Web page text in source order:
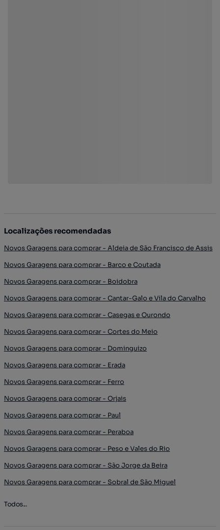
Localizações recomendadas
Novos Garagens para comprar - Aldeia de São Francisco de Assis
Novos Garagens para comprar - Barco e Coutada
Novos Garagens para comprar - Boidobra
Novos Garagens para comprar - Cantar-Galo e Vila do Carvalho
Novos Garagens para comprar - Casegas e Ourondo
Novos Garagens para comprar - Cortes do Meio
Novos Garagens para comprar - Dominguizo
Novos Garagens para comprar - Erada
Novos Garagens para comprar - Ferro
Novos Garagens para comprar - Orjais
Novos Garagens para comprar - Paul
Novos Garagens para comprar - Peraboa
Novos Garagens para comprar - Peso e Vales do Rio
Novos Garagens para comprar - São Jorge da Beira
Novos Garagens para comprar - Sobral de São Miguel
Todos...